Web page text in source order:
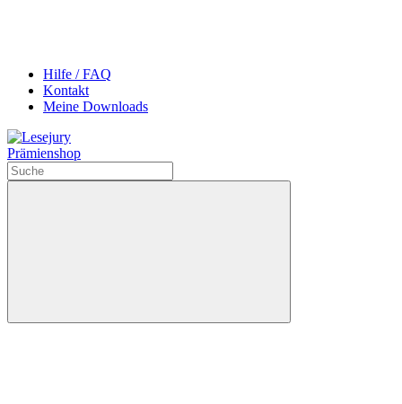
Hilfe / FAQ
Kontakt
Meine Downloads
Prämienshop